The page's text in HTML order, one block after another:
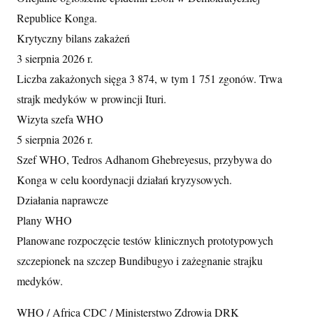
Republice Konga.
Krytyczny bilans zakażeń
3 sierpnia 2026 r.
Liczba zakażonych sięga 3 874, w tym 1 751 zgonów. Trwa
strajk medyków w prowincji Ituri.
Wizyta szefa WHO
5 sierpnia 2026 r.
Szef WHO, Tedros Adhanom Ghebreyesus, przybywa do
Konga w celu koordynacji działań kryzysowych.
Działania naprawcze
Plany WHO
Planowane rozpoczęcie testów klinicznych prototypowych
szczepionek na szczep Bundibugyo i zażegnanie strajku
medyków.
WHO / Africa CDC / Ministerstwo Zdrowia DRK